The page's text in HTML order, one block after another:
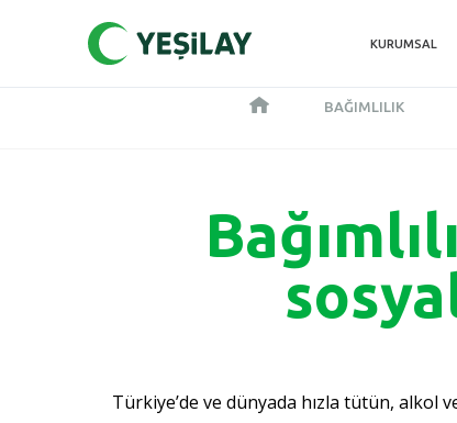
KURUMSAL
BAĞIMLILIK
Türkiye’de ve dünyada hızla tütün, alkol